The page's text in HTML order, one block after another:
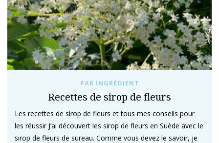
PAR INGRÉDIENT
Recettes de sirop de fleurs
Les recettes de sirop de fleurs et tous mes conseils pour
les réussir J’ai découvert les sirop de fleurs en Suède avec le
sirop de fleurs de sureau. Comme vous devez le savoir, je